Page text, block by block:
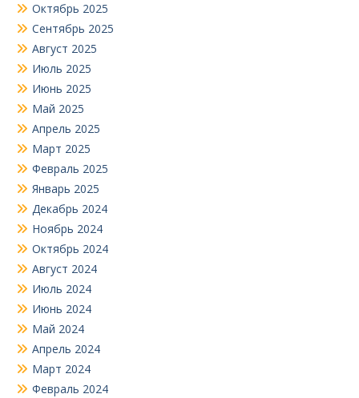
Октябрь 2025
Сентябрь 2025
Август 2025
Июль 2025
Июнь 2025
Май 2025
Апрель 2025
Март 2025
Февраль 2025
Январь 2025
Декабрь 2024
Ноябрь 2024
Октябрь 2024
Август 2024
Июль 2024
Июнь 2024
Май 2024
Апрель 2024
Март 2024
Февраль 2024